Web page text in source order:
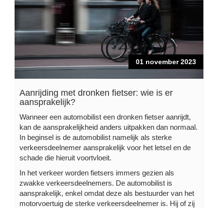
01 november 2023
Aanrijding met dronken fietser: wie is er
aansprakelijk?
Wanneer een automobilist een dronken fietser aanrijdt,
kan de aansprakelijkheid anders uitpakken dan normaal.
In beginsel is de automobilist namelijk als sterke
verkeersdeelnemer aansprakelijk voor het letsel en de
schade die hieruit voortvloeit.
In het verkeer worden fietsers immers gezien als
zwakke verkeersdeelnemers. De automobilist is
aansprakelijk, enkel omdat deze als bestuurder van het
motorvoertuig de sterke verkeersdeelnemer is. Hij of zij